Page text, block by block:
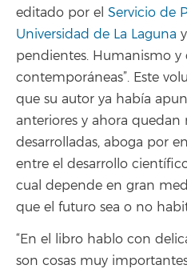
editado por el Servicio de
Universidad de La Laguna
pendientes. Humanismo y
contemporáneas”. Este
que su autor ya había
anteriores y ahora quedan
desarrolladas, aboga por
entre el desarrollo
cual depende en gran
que el futuro sea o no
“En el libro hablo con
son cosas muy